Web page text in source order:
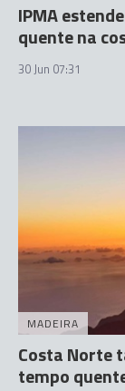
IPMA
quente na
30 Jun 07:31
MADEIRA
Costa Norte
tempo